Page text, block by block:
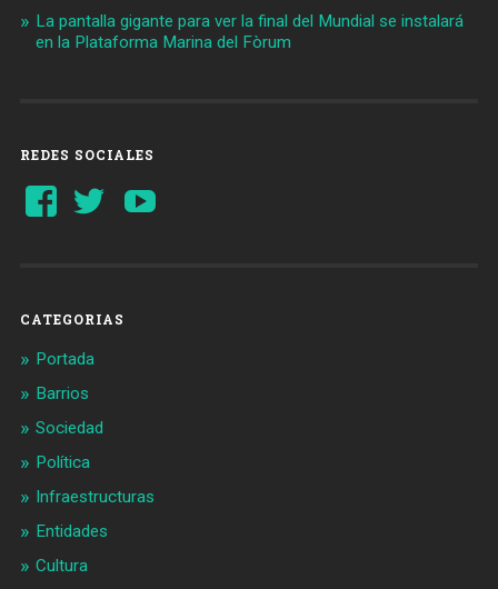
La pantalla gigante para ver la final del Mundial se instalará
en la Plataforma Marina del Fòrum
REDES SOCIALES
Ver
perfil
Ver
perfil
CATEGORIAS
Portada
Barrios
Sociedad
Política
Infraestructuras
Entidades
Cultura